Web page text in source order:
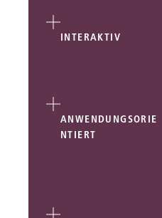
INTERAKTIV
ANWENDUNGSORIE
NTIERT